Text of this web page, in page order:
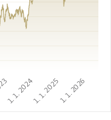
1. 1. 20241. 1. 20251. 1. 2026